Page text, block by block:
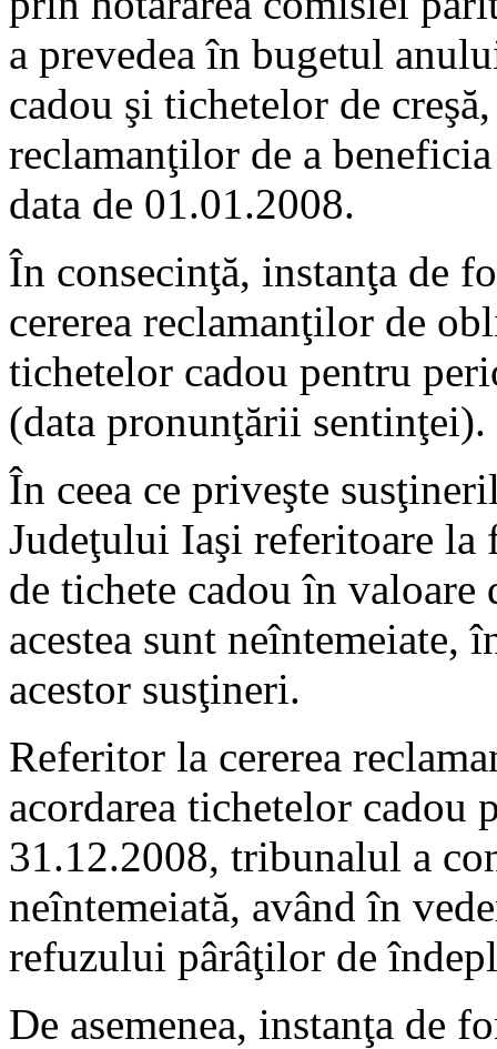
a prevedea în bugetul
cadou şi tichetelor de
reclamanţilor de a
data de 01.01.2008.
În consecinţă, instanţa de
cererea reclamanţilor de
tichetelor cadou pentru
(data pronunţării sentinţei).
În ceea ce priveşte
Judeţului Iaşi referitoare la
de tichete cadou în
acestea sunt neîntemeiate,
acestor susţineri.
Referitor la cererea
acordarea tichetelor cadou
31.12.2008, tribunalul a
neîntemeiată, având în
refuzului pârâţilor de
De asemenea, instanţa de